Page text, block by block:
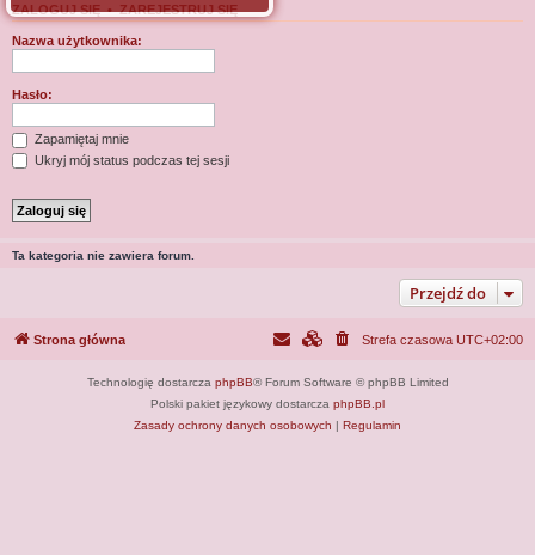
ZALOGUJ SIĘ•ZAREJESTRUJ SIĘ
Nazwa użytkownika:
Hasło:
Zapamiętaj mnie
Ukryj mój status podczas tej sesji
Ta kategoria nie zawiera forum.
Przejdź do
Strona główna Strefa czasowa UTC+02:00
Technologię dostarcza phpBB® Forum Software © phpBB Limited
Polski pakiet językowy dostarcza phpBB.pl
Zasady ochrony danych osobowych | Regulamin